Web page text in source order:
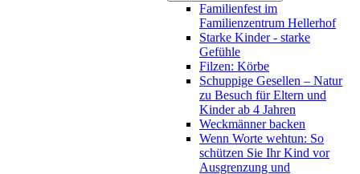
Familienfest im
Familienzentrum Hellerhof
Starke Kinder - starke
Gefühle
Filzen: Körbe
Schuppige Gesellen – Natur
zu Besuch für Eltern und
Kinder ab 4 Jahren
Weckmänner backen
Wenn Worte wehtun: So
schützen Sie Ihr Kind vor
Ausgrenzung und